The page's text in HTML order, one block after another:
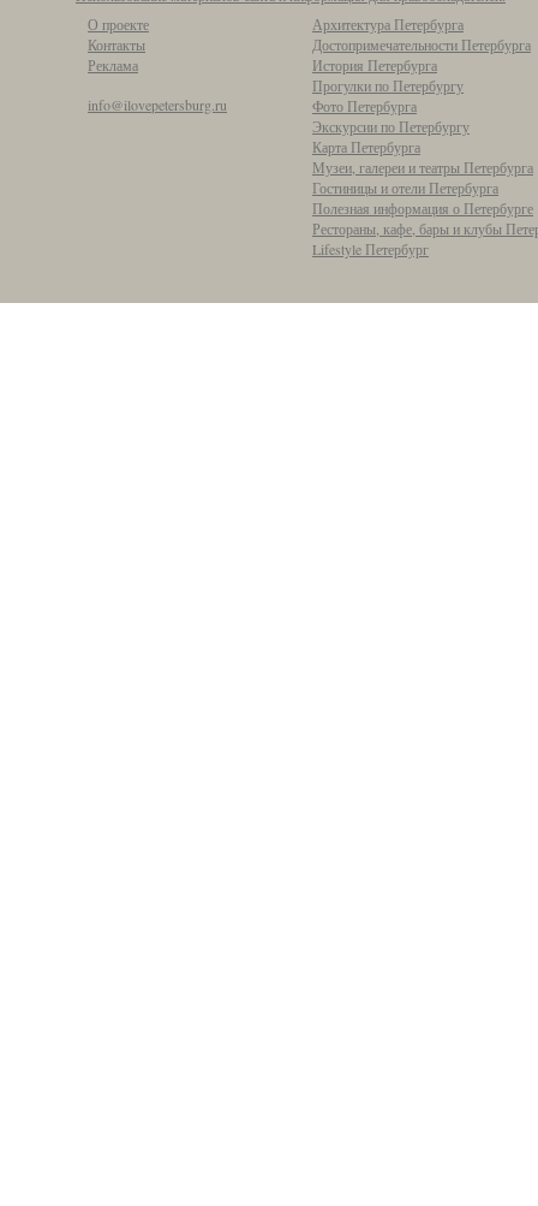
О проекте
Контакты
Реклама
info@ilovepetersburg.ru
Архитектура Петербурга
Достопримечательности Петербурга
История Петербурга
Прогулки по Петербургу
Фото Петербурга
Экскурсии по Петербургу
Карта Петербурга
Музеи, галереи и театры Петербурга
Гостиницы и отели Петербурга
Полезная информация о Петербурге
Рестораны, кафе, бары и клубы
Lifestyle Петербург